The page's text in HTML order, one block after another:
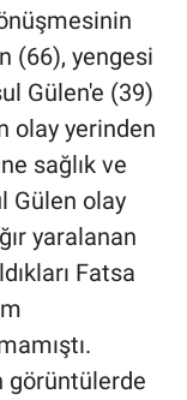
(66), yengesi
Gülen'e (39)
olay yerinden
sağlık ve
Gülen olay
yaralanan
Fatsa
görüntülerde